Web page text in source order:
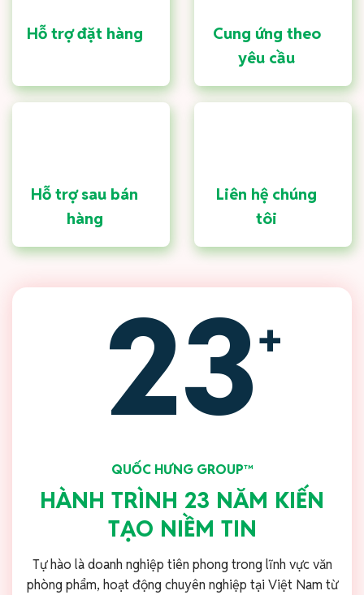
Hỗ trợ đặt hàng
Cung ứng theo
yêu cầu
Hỗ trợ sau bán
hàng
Liên hệ chúng
tôi
23+
QUỐC HƯNG GROUP™
HÀNH TRÌNH 23 NĂM KIẾN
TẠO NIỀM TIN
Tự hào là doanh nghiệp tiên phong trong lĩnh vực văn
phòng phẩm, hoạt động chuyên nghiệp tại Việt Nam từ